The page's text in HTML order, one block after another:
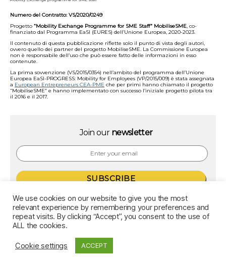
Numero del Contratto: VS/2020/0249
Progetto “Mobility Exchange Programme for SME Staff” MobiliseSME, co-
finanziato dal Programma EaSI (EURES) dell’Unione Europea, 2020-2023.
Il contenuto di questa pubblicazione riflette solo il punto di vista degli autori,
ovvero quello dei partner del progetto MobiliseSME. La Commissione Europea
non è responsabile dell’uso che può essere fatto delle informazioni in esso
contenute.
La prima sovvenzione (VS/2015/0354) nell’ambito del programma dell’Unione
Europea EaSI-PROGRESS: Mobility for Employees (VP/2015/009) è stata assegnata
a European Entrepreneurs CEA-PME che per primi hanno chiamato il progetto
“MobiliseSME” e hanno implementato con successo l’iniziale progetto pilota tra
il 2016 e il 2017.
Join our newsletter
support@mobilise-sme.eu
We use cookies on our website to give you the most
relevant experience by remembering your preferences and
repeat visits. By clicking “Accept”, you consent to the use of
ALL the cookies.
Cookie settings ACCEPT